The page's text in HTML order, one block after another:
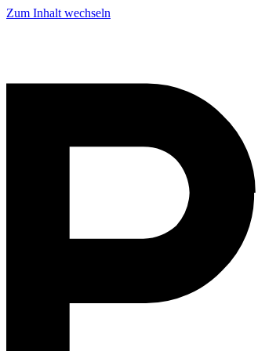
Zum Inhalt wechseln